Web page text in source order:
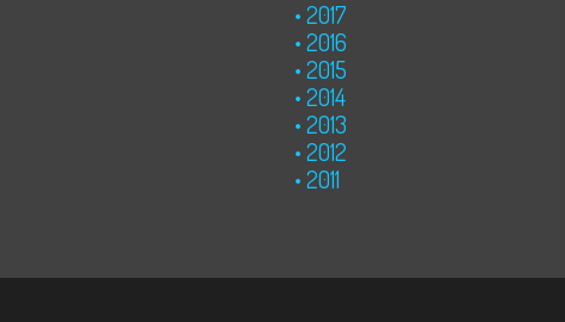
2017
2016
2015
2014
2013
2012
2011